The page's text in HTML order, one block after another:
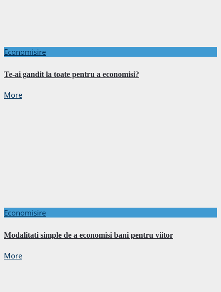
Economisire
Te-ai gandit la toate pentru a economisi?
More
Economisire
Modalitati simple de a economisi bani pentru viitor
More